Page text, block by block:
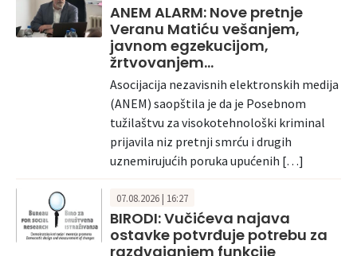
ANEM ALARM: Nove pretnje
Veranu Matiću vešanjem,
javnom egzekucijom,
žrtvovanjem…
Asocijacija nezavisnih elektronskih medija
(ANEM) saopštila je da je Posebnom
tužilaštvu za visokotehnološki kriminal
prijavila niz pretnji smrću i drugih
uznemirujućih poruka upućenih […]
07.08.2026 | 16:27
BIRODI: Vučićeva najava
ostavke potvrđuje potrebu za
razdvajanjem funkcije